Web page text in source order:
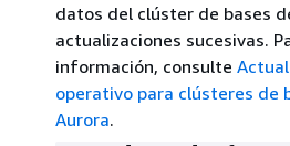
datos del clúster de bases
actualizaciones sucesivas.
información, consulte
operativo para clústeres de
Aurora.